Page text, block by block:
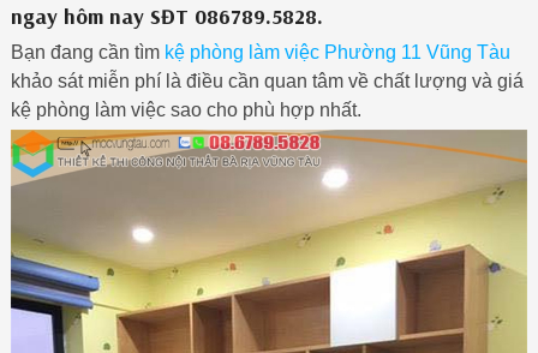
ngay hôm nay SĐT 086789.5828.
Bạn đang cần tìm kệ phòng làm việc Phường 11 Vũng Tàu
khảo sát miễn phí là điều cần quan tâm về chất lượng và giá
kệ phòng làm việc sao cho phù hợp nhất.